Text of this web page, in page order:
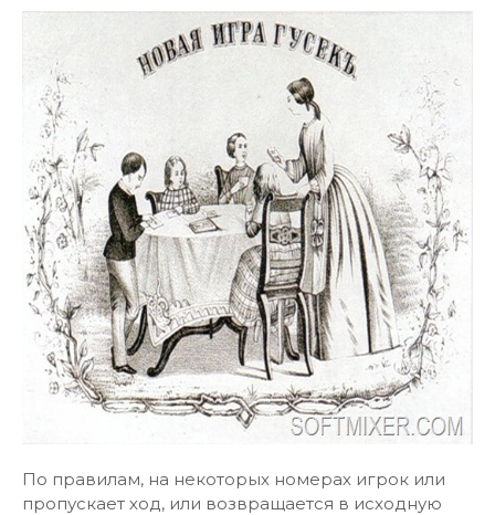
По правилам, на некоторых номерах игрок или
пропускает ход, или возвращается в исходную